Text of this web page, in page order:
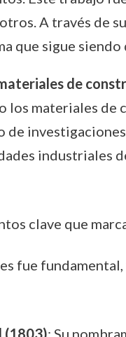
A través de
que sigue
de
los materiales
industriales
clave que
fue